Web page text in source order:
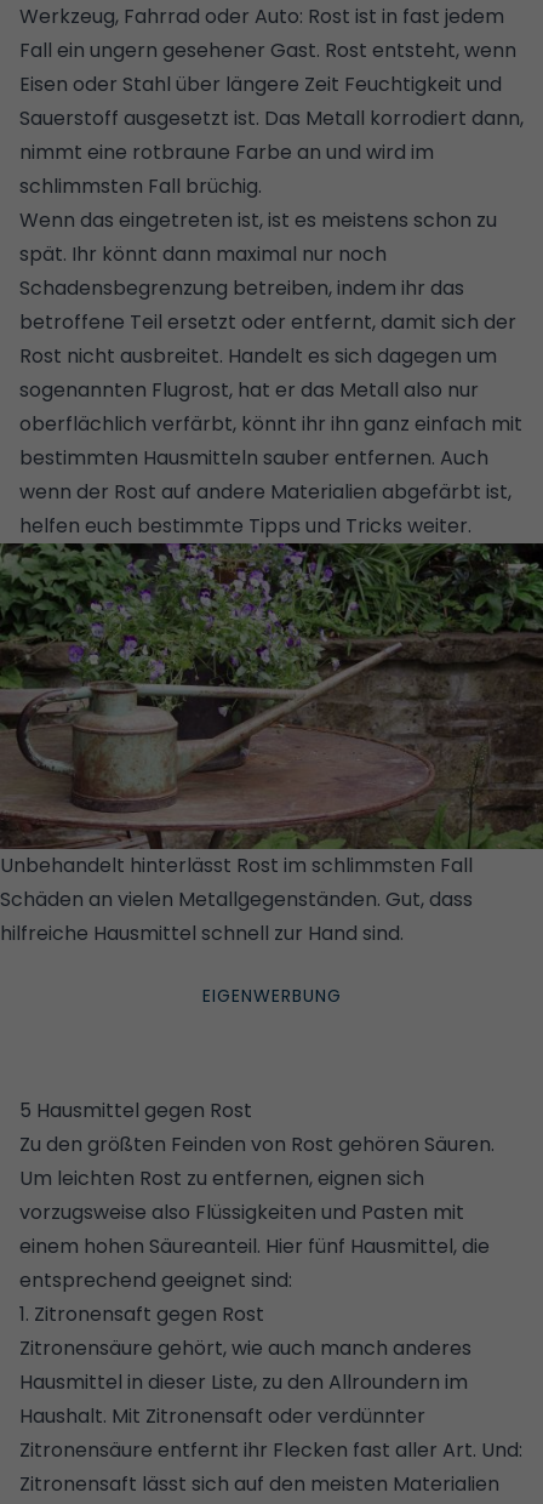
Werkzeug, Fahrrad oder Auto: Rost ist in fast jedem
Fall ein ungern gesehener Gast. Rost entsteht, wenn
Eisen oder Stahl über längere Zeit Feuchtigkeit und
Sauerstoff ausgesetzt ist. Das Metall korrodiert dann,
nimmt eine rotbraune Farbe an und wird im
schlimmsten Fall brüchig.
Wenn das eingetreten ist, ist es meistens schon zu
spät. Ihr könnt dann maximal nur noch
Schadensbegrenzung betreiben, indem ihr das
betroffene Teil ersetzt oder entfernt, damit sich der
Rost nicht ausbreitet. Handelt es sich dagegen um
sogenannten Flugrost, hat er das Metall also nur
oberflächlich verfärbt, könnt ihr ihn ganz einfach mit
bestimmten Hausmitteln sauber entfernen. Auch
wenn der Rost auf andere Materialien abgefärbt ist,
helfen euch bestimmte Tipps und Tricks weiter.
Unbehandelt hinterlässt Rost im schlimmsten Fall
Schäden an vielen Metallgegenständen. Gut, dass
hilfreiche Hausmittel schnell zur Hand sind.
5 Hausmittel gegen Rost
Zu den größten Feinden von Rost gehören Säuren.
Um leichten Rost zu entfernen, eignen sich
vorzugsweise also Flüssigkeiten und Pasten mit
einem hohen Säureanteil. Hier fünf Hausmittel, die
entsprechend geeignet sind:
1. Zitronensaft gegen Rost
Zitronensäure gehört, wie auch manch anderes
Hausmittel in dieser Liste, zu den Allroundern im
Haushalt. Mit Zitronensaft oder verdünnter
Zitronensäure entfernt ihr Flecken fast aller Art. Und:
Zitronensaft lässt sich auf den meisten Materialien